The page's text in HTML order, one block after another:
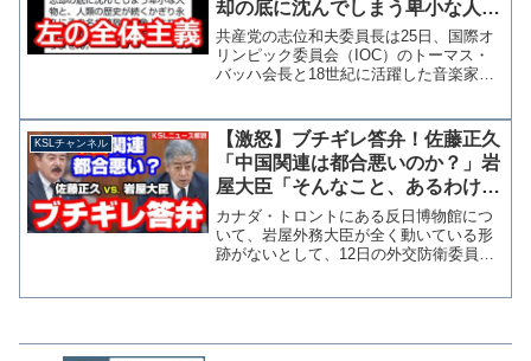
却の底に沈んでしまう卑小な人
物」→指摘受け削除、無かったこ
とに
共産党の志位和夫委員長は25日、国際オ
リンピック委員会（IOC）のトーマス・
バッハ会長と18世紀に活躍した音楽家で
という間に歴史の忘却の底に沈んでしま
う卑小な人物と、人...
KSLチャンネル
【激怒】ブチギレ答弁！佐藤正久
「中国関連は都合悪いのか？」岩
屋大臣「そんなこと、あるわけな
い！」反日博物館めぐりバトル
【KSLチャンネル】
カナダ・トロントにある反日博物館につ
いて、岩屋外務大臣が全く動いている形
跡がないとして、12日の外交防衛委員会